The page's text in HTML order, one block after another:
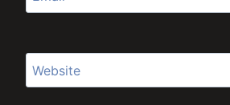
Website